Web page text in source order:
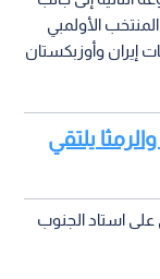
الأولمبي
إيران وأوزبكستان
يلتقي
على استاد الجنوب